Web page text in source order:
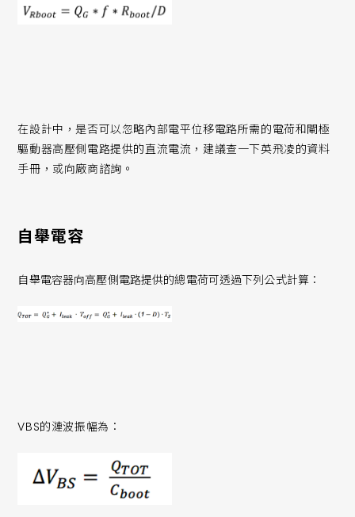
在設計中，是否可以忽略內部電平位移電路所需的電荷和閘極
驅動器高壓側電路提供的直流電流，建議查一下英飛凌的資料
手冊，或向廠商諮詢。
自舉電容
自舉電容器向高壓側電路提供的總電荷可透過下列公式計算：
VBS的漣波振幅為：